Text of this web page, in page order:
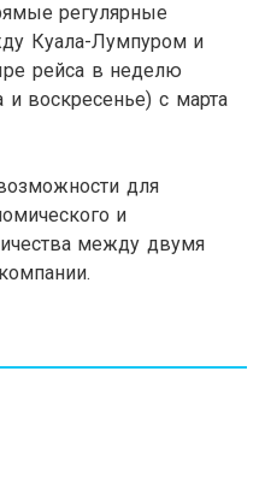
регулярные
Куала-Лумпуром и
рейса в неделю
и воскресенье) с марта
для
и
между двумя